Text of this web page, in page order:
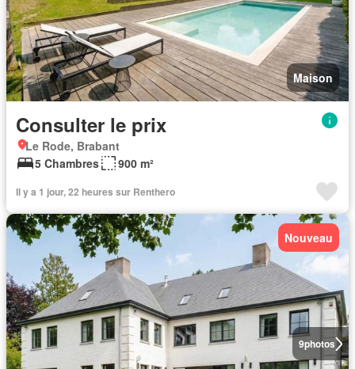
Maison
Consulter le prix
Le Rode, Brabant
5 Chambres
900 m²
Il y a 1 jour, 22 heures sur Renthero
9photos
Nouveau